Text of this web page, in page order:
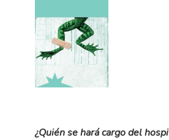
¿Quién se hará cargo del